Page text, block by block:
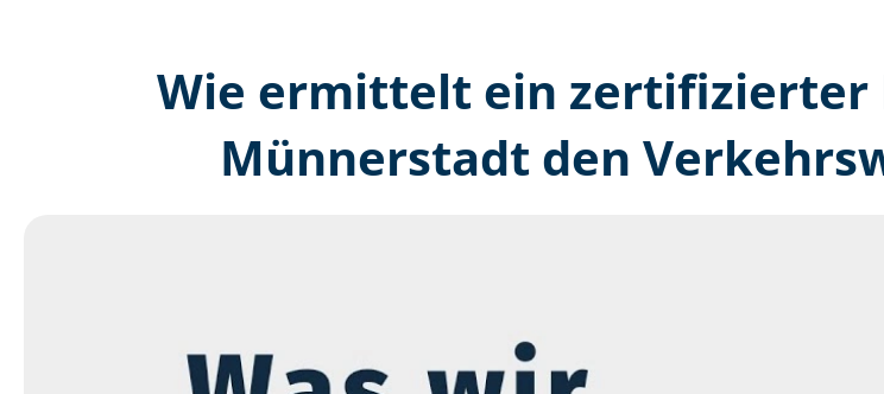
Wie ermittelt ein
Münnerstadt den